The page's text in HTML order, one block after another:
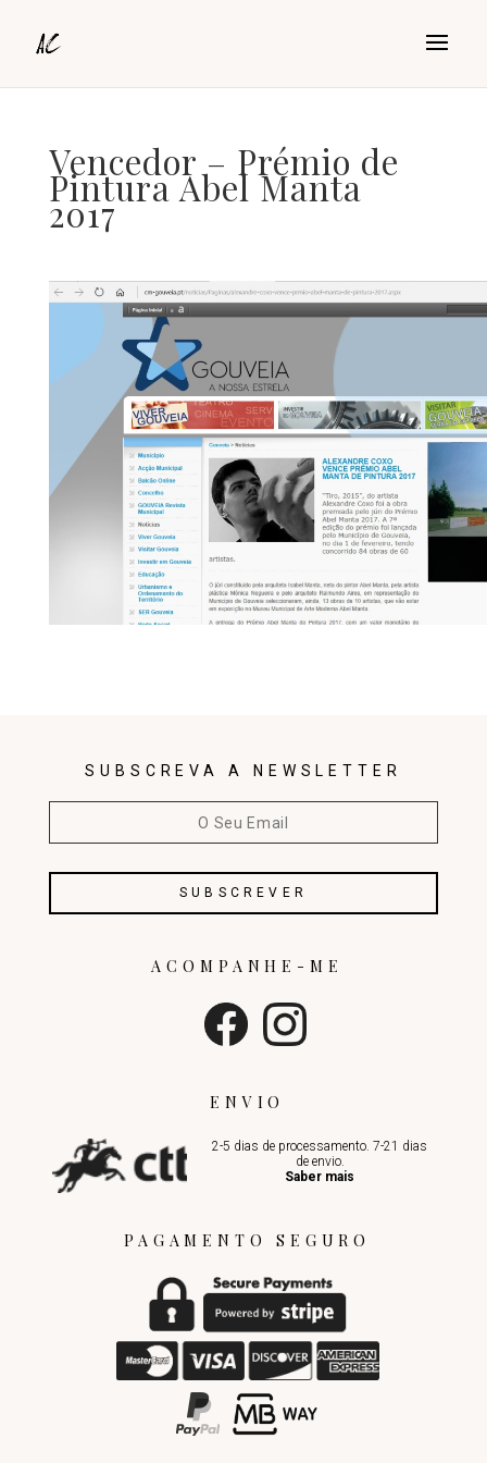
Vencedor – Prémio de
Pintura Abel Manta
2017
SUBSCREVA A NEWSLETTER
ENVIO
2-5 dias de processamento. 7-21 dias
de envio.
Saber mais
ACOMPANHE-ME
PAGAMENTO SEGURO